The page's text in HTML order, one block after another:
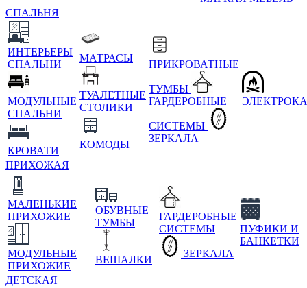
СПАЛЬНЯ
ИНТЕРЬЕРЫ
СПАЛЬНИ
МОДУЛЬНЫЕ
СПАЛЬНИ
КРОВАТИ
МАТРАСЫ
ТУАЛЕТНЫЕ
СТОЛИКИ
КОМОДЫ
ПРИКРОВАТНЫЕ
ТУМБЫ
ГАРДЕРОБНЫЕ
СИСТЕМЫ
ЗЕРКАЛА
ПРИХОЖАЯ
МАЛЕНЬКИЕ
ПРИХОЖИЕ
МОДУЛЬНЫЕ
ПРИХОЖИЕ
ОБУВНЫЕ
ТУМБЫ
ВЕШАЛКИ
ГАРДЕРОБНЫЕ
СИСТЕМЫ
ЗЕРКАЛА
ПУФИКИ И
БАНКЕТКИ
ДЕТСКАЯ